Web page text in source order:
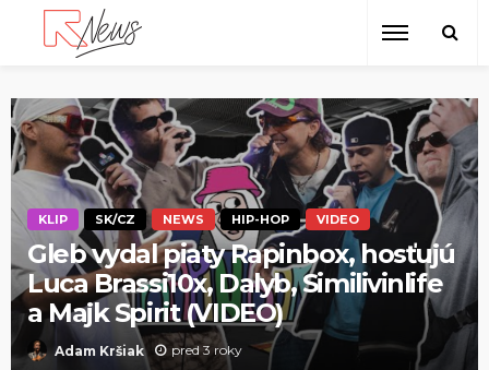
KLIP SK/CZ NEWS HIP-HOP VIDEO
Gleb vydal piaty Rapinbox, hosťujú
Luca Brassi10x, Dalyb, Similivinlife
a Majk Spirit (VIDEO)
Adam Kršiak pred 3 roky